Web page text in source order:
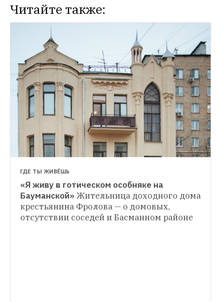
Читайте также:
ФОТОРЕПОРТАЖ
Как в Нагатинской пойме строят «Остров
НОВОСТИ
Виртуальные туры по посольским
особнякам в Москве Среди них: дом
Шехтеля в Ермолаевском переулке,
посольства Норвегии и Кипра
ГДЕ ТЫ ЖИВЁШЬ
«Я живу в готическом особняке на
Бауманской» Жительница доходного дома
крестьянина Фролова — о домовых,
отсутствии соседей и Басманном районе